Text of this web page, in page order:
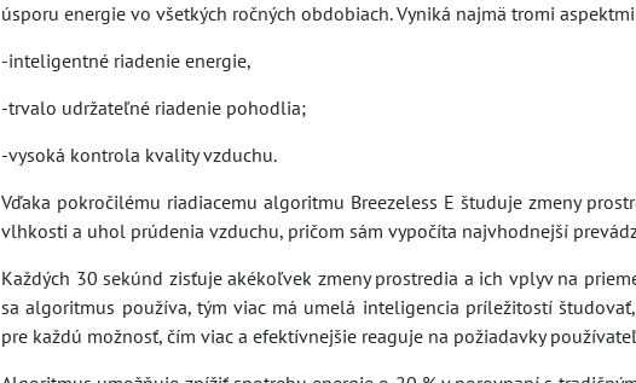
úsporu energie vo všetkých ročných obdobiach. Vyniká najmä tromi
-inteligentné riadenie energie,
-trvalo udržateľné riadenie pohodlia;
-vysoká kontrola kvality vzduchu.
Vďaka pokročilému riadiacemu algoritmu Breezeless E študuje zmeny
vlhkosti a uhol prúdenia vzduchu, pričom sám vypočíta najvhodnejší
Každých 30 sekúnd zisťuje akékoľvek zmeny prostredia a ich vplyv na
sa algoritmus používa, tým viac má umelá inteligencia príležitostí
pre každú možnosť, čím viac a efektívnejšie reaguje na požiadavky